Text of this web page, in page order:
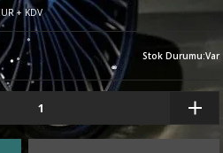
+ KDV
Stok Durumu:Var